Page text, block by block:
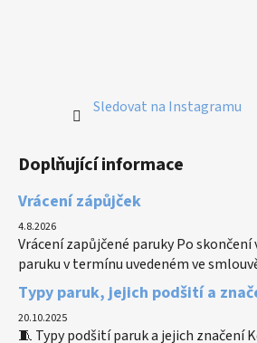
Sledovat na Instagramu
Doplňující informace
Vrácení zápůjček
4.8.2026
Vrácení zapůjčené paruky Po
paruku v termínu uvedeném ve
Typy paruk, jejich podšití a
20.10.2025
🧵 Typy podšití paruk a jejich značení